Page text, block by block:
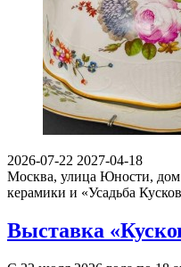
2026-07-22 2027-04-18
Москва, улица Юности, дом
керамики и «Усадьба
Выставка